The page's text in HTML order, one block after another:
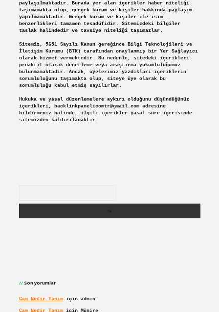
paylaşılmaktadır. Burada yer alan içerikler haber niteliği
taşımamakta olup, gerçek kurum ve kişiler hakkında paylaşım
yapılmamaktadır. Gerçek kurum ve kişiler ile isim
benzerlikleri tamamen tesadüfidir. Sitemizdeki bilgiler
taslak halindedir ve tavsiye niteliği taşımazlar.
Sitemiz, 5651 Sayılı Kanun gereğince Bilgi Teknolojileri ve
İletişim Kurumu (BTK) tarafından onaylanmış bir Yer Sağlayıcı
olarak hizmet vermektedir. Bu nedenle, sitedeki içerikleri
proaktif olarak denetleme veya araştırma yükümlülüğümüz
bulunmamaktadır. Ancak, üyelerimiz yazdıkları içeriklerin
sorumluluğunu taşımakta olup, siteye üye olarak bu
sorumluluğu kabul etmiş sayılırlar.
Hukuka ve yasal düzenlemelere aykırı olduğunu düşündüğünüz
içerikleri, backlinkpanelicomtr@gmail.comadresine
bildirmeniz halinde, ilgili içerikler yasal süre içerisinde
sitemizden kaldırılacaktır.
Son yorumlar
Cam Nedir Tanımiçin admin
Cam Nedir Tanımiçin Münire